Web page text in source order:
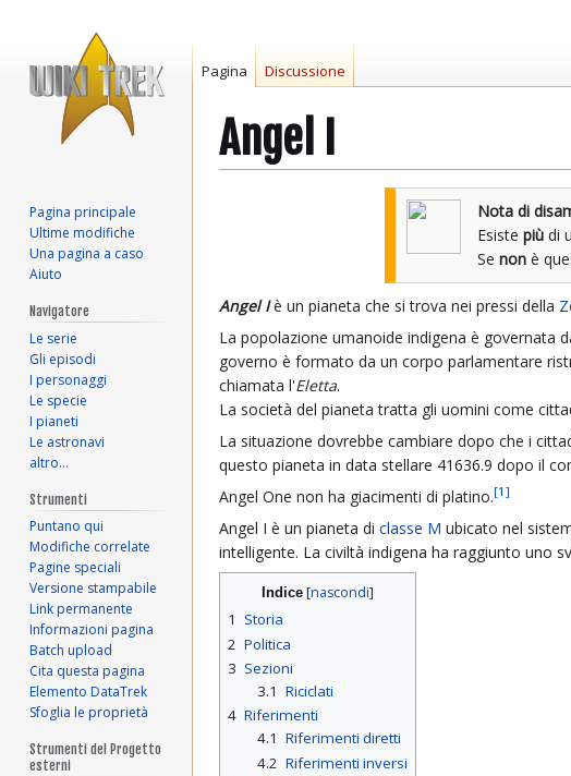
Angel I
Nota di
Esistepiù di
Senon è
Angel Iè un pianeta che si trova nei pressi della
La popolazione umanoide indigena è governata
governo è formato da un corpo parlamentare
chiamata l'Eletta.
La società del pianeta tratta gli uomini come
La situazione dovrebbe cambiare dopo che i
questo pianeta in data stellare 41636.9 dopo il
Angel One non ha giacimenti di platino.[1 ]
Angel I è un pianeta di classe M ubicato nel
intelligente. La civiltà indigena ha raggiunto uno
Indice
1
Storia
2 Politica
3 Sezioni
3.1 Riciclati
4 Riferimenti
4.1 Riferimenti diretti
4.2 Riferimenti inversi
Pagina Discussione
Pagina principale
Ultime modifiche
Una pagina a caso
Aiuto
Navigatore
Le serie
Gli episodi
I personaggi
Le specie
I pianeti
Le astronavi
altro…
Strumenti
Puntano qui
Modifiche correlate
Pagine speciali
Versione stampabile
Link permanente
Informazioni pagina
Batch upload
Cita questa pagina
Elemento DataTrek
Sfoglia le proprietà
Strumenti del Progetto
esterni